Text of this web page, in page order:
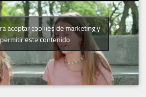
aceptar cookies de marketing y
permitir este contenido